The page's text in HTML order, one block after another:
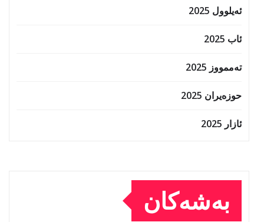
ئەیلوول 2025
ئاب 2025
تەممووز 2025
حوزه‌یران 2025
ئازار 2025
بەشەکان